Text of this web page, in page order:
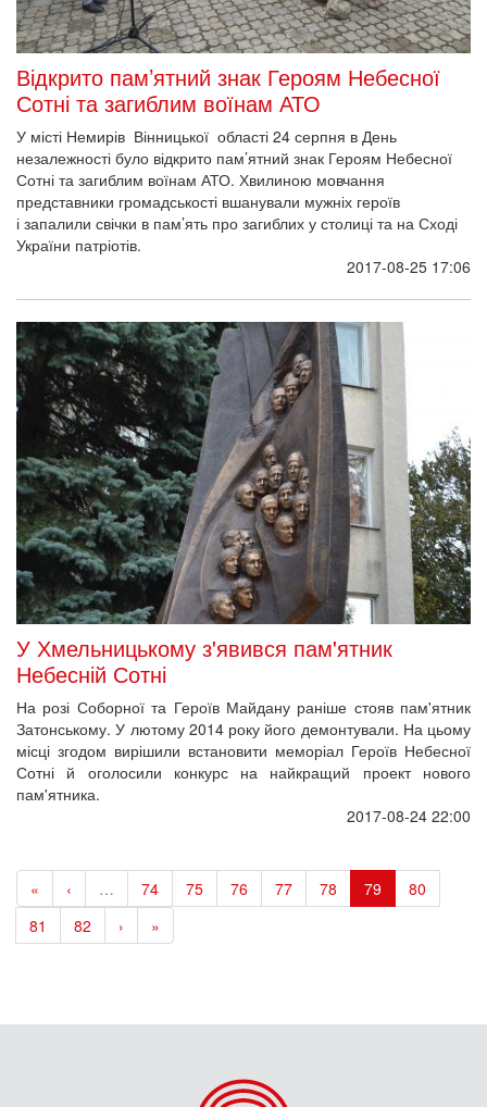
stopcorruption@maidanmuseum.org
Назустріч свободі!
НОВИНИ
Національний музей Революції Гідності взяв участь у
фестивалі пам'яті Коменданта Майдану Андрія Парубія
Найважливіші виклики сучасності у відкритій розмові. У Києві
відбудуться «Актуальні діалоги» Ростислава Прокопюка
Розпочалися підготовчі роботи з облаштування
меморіального простору Героїв Небесної Сотні
День памʼяті страчених під час теракту в Оленівці: прийди на
відкриття виставки та вшануй героїв
ДІЯЛЬНІСТЬ
Соціальні кампанії
Наукова діяльність
Видання Музею Майдану
Виставки та заходи 2026 року
Виставки та заходи 2025 року
Виставки та заходи 2024 року
Виставки та заходи 2023 року
Виставки та заходи 2022 року
Виставки та заходи 2021 року
Виставки та заходи 2020 року
Виставки та заходи 2019 року
Виставки та заходи 2014–2015 років
ФОТО, АУДІО, ВІДЕО, 3D
3D-панорами Володимира Писаренка
ЩО ТАКЕ МАЙДАН